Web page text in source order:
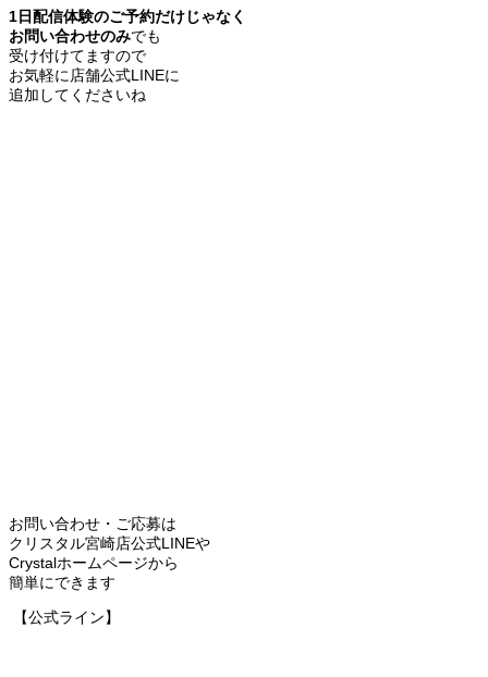
1日配信体験のご予約だけじゃなく
お問い合わせのみでも
受け付けてますので
お気軽に店舗公式LINEに
追加してくださいね
お問い合わせ・ご応募は
クリスタル宮崎店公式LINEや
Crystalホームページから
簡単にできます
‎ 【公式ライン】